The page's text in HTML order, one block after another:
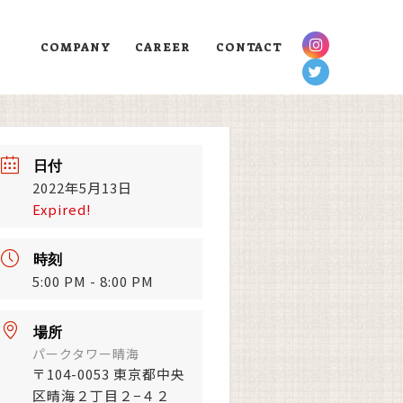
COMPANY CAREER CONTACT
日付
2022年5月13日
Expired!
時刻
5:00 PM - 8:00 PM
場所
パークタワー晴海
〒104-0053 東京都中央
区晴海２丁目２−４２